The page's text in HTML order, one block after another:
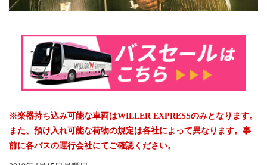
※楽器持ち込み可能な車両はWILLER EXPRESSのみとなります。
また、預け入れ可能な荷物の規定は各社によって異なります。事
前に各バスの運行会社にてご確認ください。